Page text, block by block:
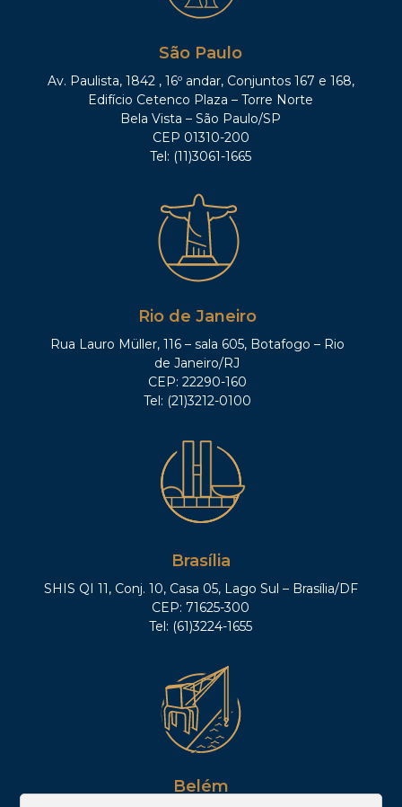
São Paulo
Av. Paulista, 1842 , 16º andar, Conjuntos 167 e 168,
Edifício Cetenco Plaza – Torre Norte
Bela Vista – São Paulo/SP
CEP 01310-200
Tel: (11)3061-1665
Rio de Janeiro
Rua Lauro Müller, 116 – sala 605, Botafogo – Rio
de Janeiro/RJ
CEP: 22290-160
Tel: (21)3212-0100
Brasília
SHIS QI 11, Conj. 10, Casa 05, Lago Sul – Brasília/DF
CEP: 71625-300
Tel: (61)3224-1655
Belém